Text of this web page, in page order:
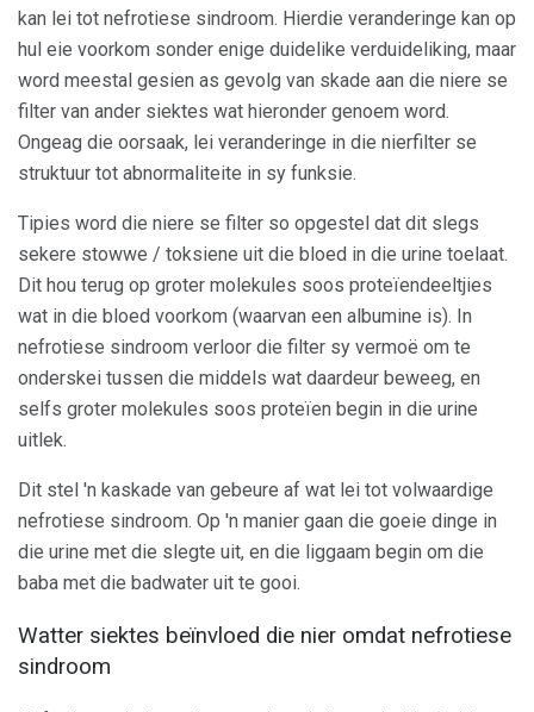
kan lei tot nefrotiese sindroom. Hierdie veranderinge kan op
hul eie voorkom sonder enige duidelike verduideliking, maar
word meestal gesien as gevolg van skade aan die niere se
filter van ander siektes wat hieronder genoem word.
Ongeag die oorsaak, lei veranderinge in die nierfilter se
struktuur tot abnormaliteite in sy funksie.
Tipies word die niere se filter so opgestel dat dit slegs
sekere stowwe / toksiene uit die bloed in die urine toelaat.
Dit hou terug op groter molekules soos proteïendeeltjies
wat in die bloed voorkom (waarvan een albumine is). In
nefrotiese sindroom verloor die filter sy vermoë om te
onderskei tussen die middels wat daardeur beweeg, en
selfs groter molekules soos proteïen begin in die urine
uitlek.
Dit stel 'n kaskade van gebeure af wat lei tot volwaardige
nefrotiese sindroom. Op 'n manier gaan die goeie dinge in
die urine met die slegte uit, en die liggaam begin om die
baba met die badwater uit te gooi.
Watter siektes beïnvloed die nier omdat nefrotiese
sindroom